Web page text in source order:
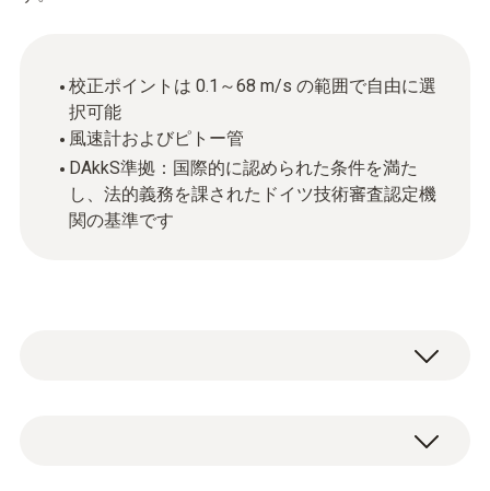
校正ポイントは 0.1～68 m/s の範囲で自由に選
択可能
風速計およびピトー管
DAkkS準拠：国際的に認められた条件を満た
し、法的義務を課されたドイツ技術審査認定機
関の基準です